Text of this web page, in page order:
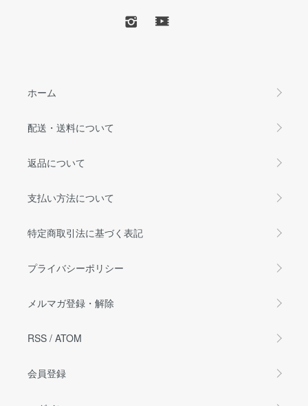
ホーム
配送・送料について
返品について
支払い方法について
特定商取引法に基づく表記
プライバシーポリシー
メルマガ登録・解除
RSS / ATOM
会員登録